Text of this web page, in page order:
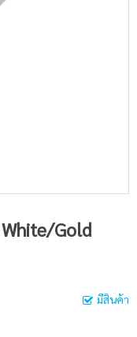
Gold
มีสินค้า